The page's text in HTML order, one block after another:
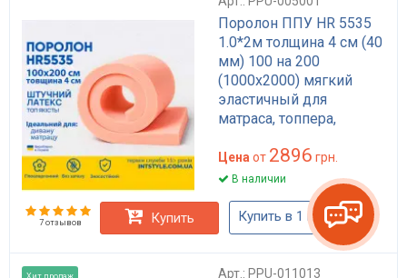
Поролон ППУ HR 5535
1.0*2м толщина 4 см (40
мм) 100 на 200
(1000х2000) мягкий
эластичный для
матраса, топпера,
Цена от 2896 грн.
В наличии
7 отзывов Купить Купить в 1 клик
Хит продаж Арт.: PPU-011013